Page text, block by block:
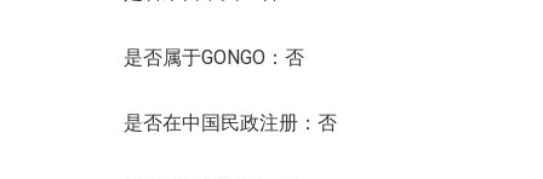
是否属于GONGO：否
是否在中国民政注册：否